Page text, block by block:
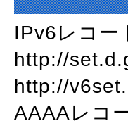
IPv6レコー
http://
http://
AAAAレコ